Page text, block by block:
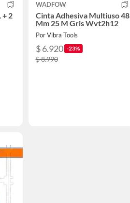
+ 2
WADFOW
Cinta Adhesiva Multiuso 48
Mm 25 M Gris Wvt2h12
Por Vibra Tools
$ 6.920 -23%
$ 8.990